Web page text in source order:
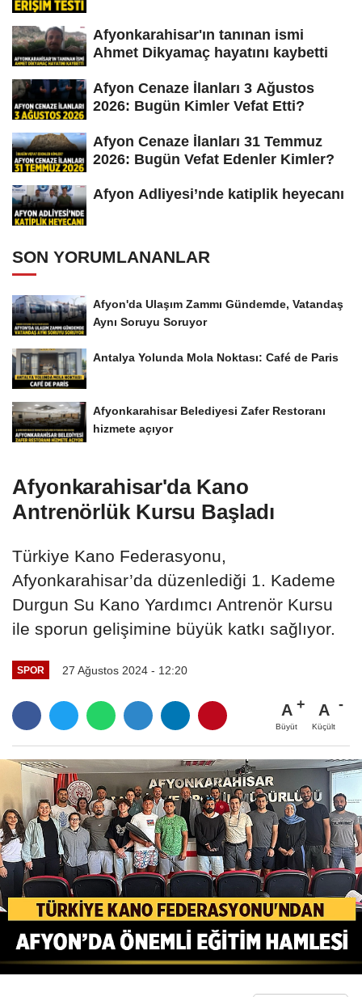
Afyonkarahisar'ın tanınan ismi
Ahmet Dikyamaç hayatını kaybetti
Afyon Cenaze İlanları 3 Ağustos
2026: Bugün Kimler Vefat Etti?
Afyon Cenaze İlanları 31 Temmuz
2026: Bugün Vefat Edenler Kimler?
Afyon Adliyesi’nde katiplik heyecanı
SON YORUMLANANLAR
Afyon'da Ulaşım Zammı Gündemde, Vatandaş
Aynı Soruyu Soruyor
Antalya Yolunda Mola Noktası: Café de Paris
Afyonkarahisar Belediyesi Zafer Restoranı
hizmete açıyor
Afyonkarahisar'da Kano
Antrenörlük Kursu Başladı
Türkiye Kano Federasyonu,
Afyonkarahisar’da düzenlediği 1. Kademe
Durgun Su Kano Yardımcı Antrenör Kursu
ile sporun gelişimine büyük katkı sağlıyor.
SPOR 27 Ağustos 2024 - 12:20
A
Büyüt
A
Küçült